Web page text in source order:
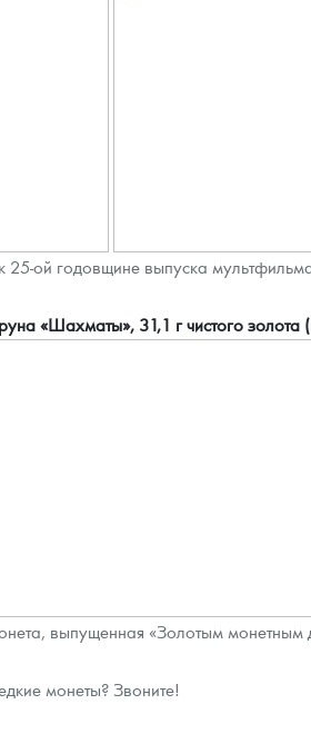
ой годовщине выпуска
«Шахматы», 31,1 г чистого
выпущенная «Золотым
монеты? Звоните!